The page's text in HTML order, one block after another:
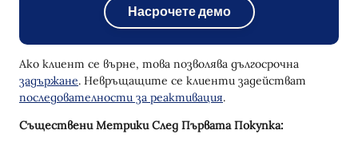
Насрочете демо
Ако клиент се върне, това позволява дългосрочна
задържане. Невръщащите се клиенти задействат
последователности за реактивация.
Съществени Метрики След Първата Покупка: